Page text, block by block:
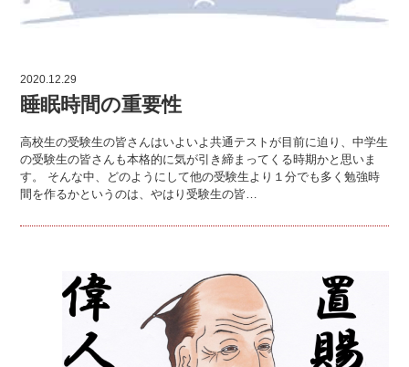
2020.12.29
睡眠時間の重要性
高校生の受験生の皆さんはいよいよ共通テストが目前に迫り、中学生
の受験生の皆さんも本格的に気が引き締まってくる時期かと思いま
す。 そんな中、どのようにして他の受験生より１分でも多く勉強時
間を作るかというのは、やはり受験生の皆…